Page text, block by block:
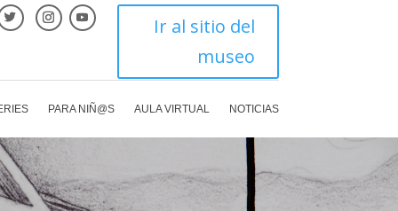
Ir al sitio del
museo
PARA NIÑ@S AULA VIRTUAL NOTICIAS